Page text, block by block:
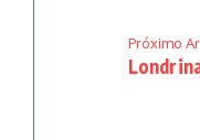
Próximo